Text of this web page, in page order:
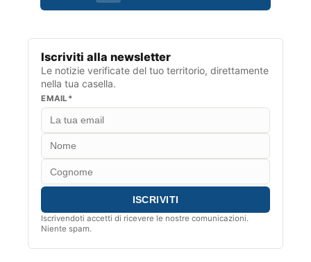
Iscriviti alla newsletter
Le notizie verificate del tuo territorio, direttamente
nella tua casella.
EMAIL*
Iscrivendoti accetti di ricevere le nostre comunicazioni.
Niente spam.